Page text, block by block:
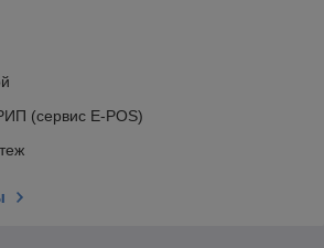
(сервис E-POS)